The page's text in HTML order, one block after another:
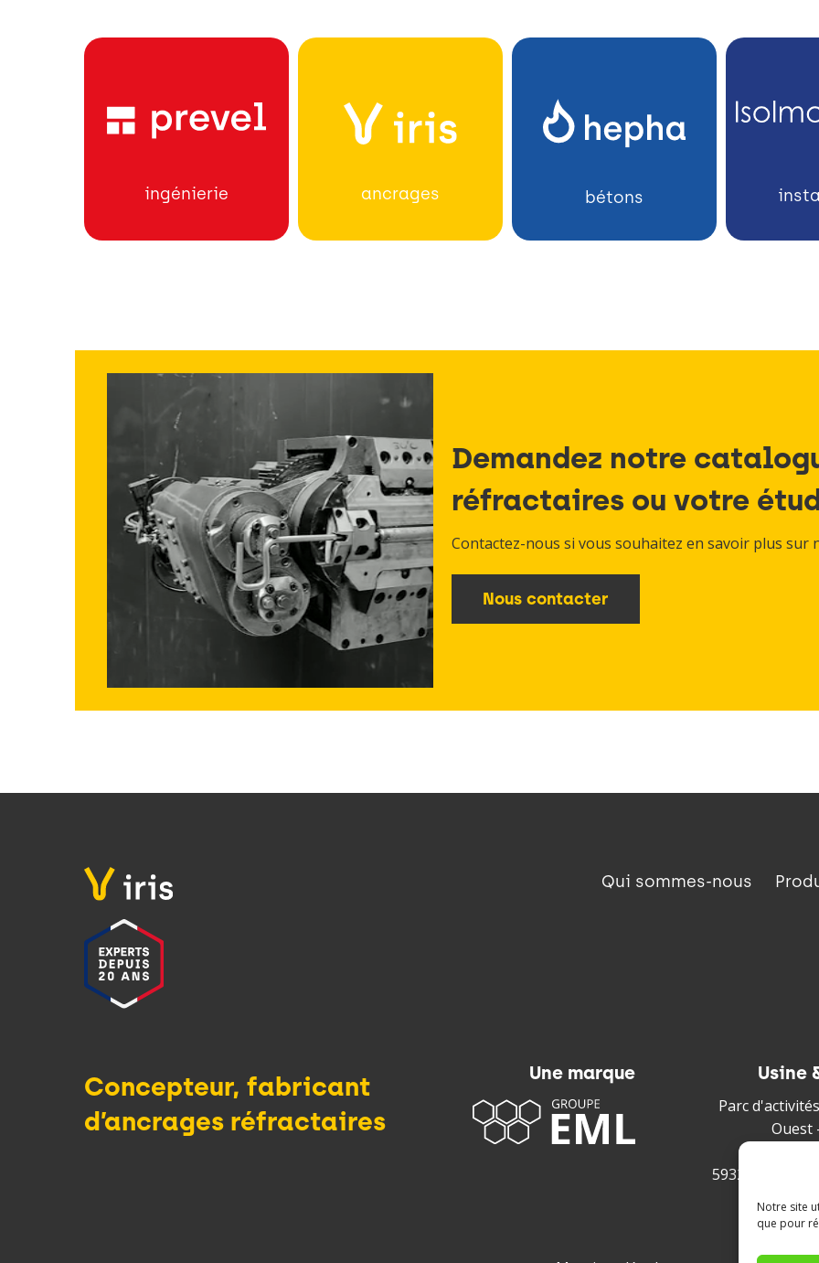
Notre site
que pour
ingénierie ancrages bétons
Demandez notre
réfractaires ou votre
Contactez-nous si vous souhaitez en savoir plus sur
Nous contacter
Qui sommes-nous
Concepteur, fabricant
d’ancrages réfractaires
Une marque Usine
Parc
Ouest
59328